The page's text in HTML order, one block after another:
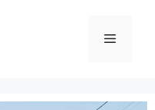
Меню